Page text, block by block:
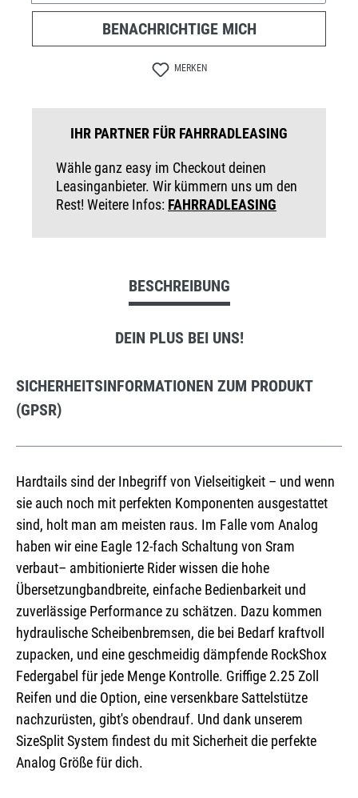
BENACHRICHTIGE MICH
MERKEN
IHR PARTNER FÜR FAHRRADLEASING
Wähle ganz easy im Checkout deinen
Leasinganbieter. Wir kümmern uns um den
Rest! Weitere Infos: FAHRRADLEASING
BESCHREIBUNG
DEIN PLUS BEI UNS!
SICHERHEITSINFORMATIONEN ZUM PRODUKT
(GPSR)
Hardtails sind der Inbegriff von Vielseitigkeit – und wenn
sie auch noch mit perfekten Komponenten ausgestattet
sind, holt man am meisten raus. Im Falle vom Analog
haben wir eine Eagle 12-fach Schaltung von Sram
verbaut– ambitionierte Rider wissen die hohe
Übersetzungbandbreite, einfache Bedienbarkeit und
zuverlässige Performance zu schätzen. Dazu kommen
hydraulische Scheibenbremsen, die bei Bedarf kraftvoll
zupacken, und eine geschmeidig dämpfende RockShox
Federgabel für jede Menge Kontrolle. Griffige 2.25 Zoll
Reifen und die Option, eine versenkbare Sattelstütze
nachzurüsten, gibt's obendrauf. Und dank unserem
SizeSplit System findest du mit Sicherheit die perfekte
Analog Größe für dich.